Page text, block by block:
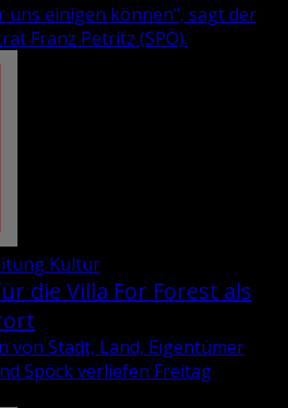
uns ei­ni­gen kön­nen“, sagt der
Franz Pe­tritz (SPÖ).
Kultur
die Villa For Forest als
von Stadt, Land, Eigentümer
Spöck verliefen Freitag